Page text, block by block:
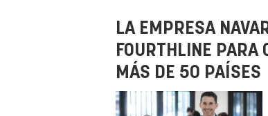
LA EMPRESA
FOURTHLINE PARA
MÁS DE 50 PAÍSES